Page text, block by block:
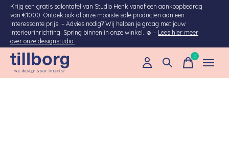
Krijg een gratis salontafel van Studio Henk vanaf een aankoopbedrag
van €1000. Ontdek ook al onze mooiste sale producten aan een
interessante prijs. – Advies nodig? Wij helpen je graag met jouw
interieurinrichting. Spring binnen in onze winkel. ☺ – Lees hier meer
over onze designstudio.
0items